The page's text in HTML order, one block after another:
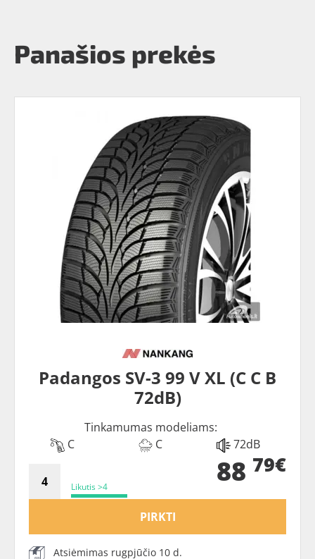
Panašios prekės
Padangos SV-3 99 V XL (C C B
72dB)
Tinkamumas modeliams:
C
C 72dB
Likutis >4 88 79€
PIRKTI
Atsiėmimas rugpjūčio 10 d.